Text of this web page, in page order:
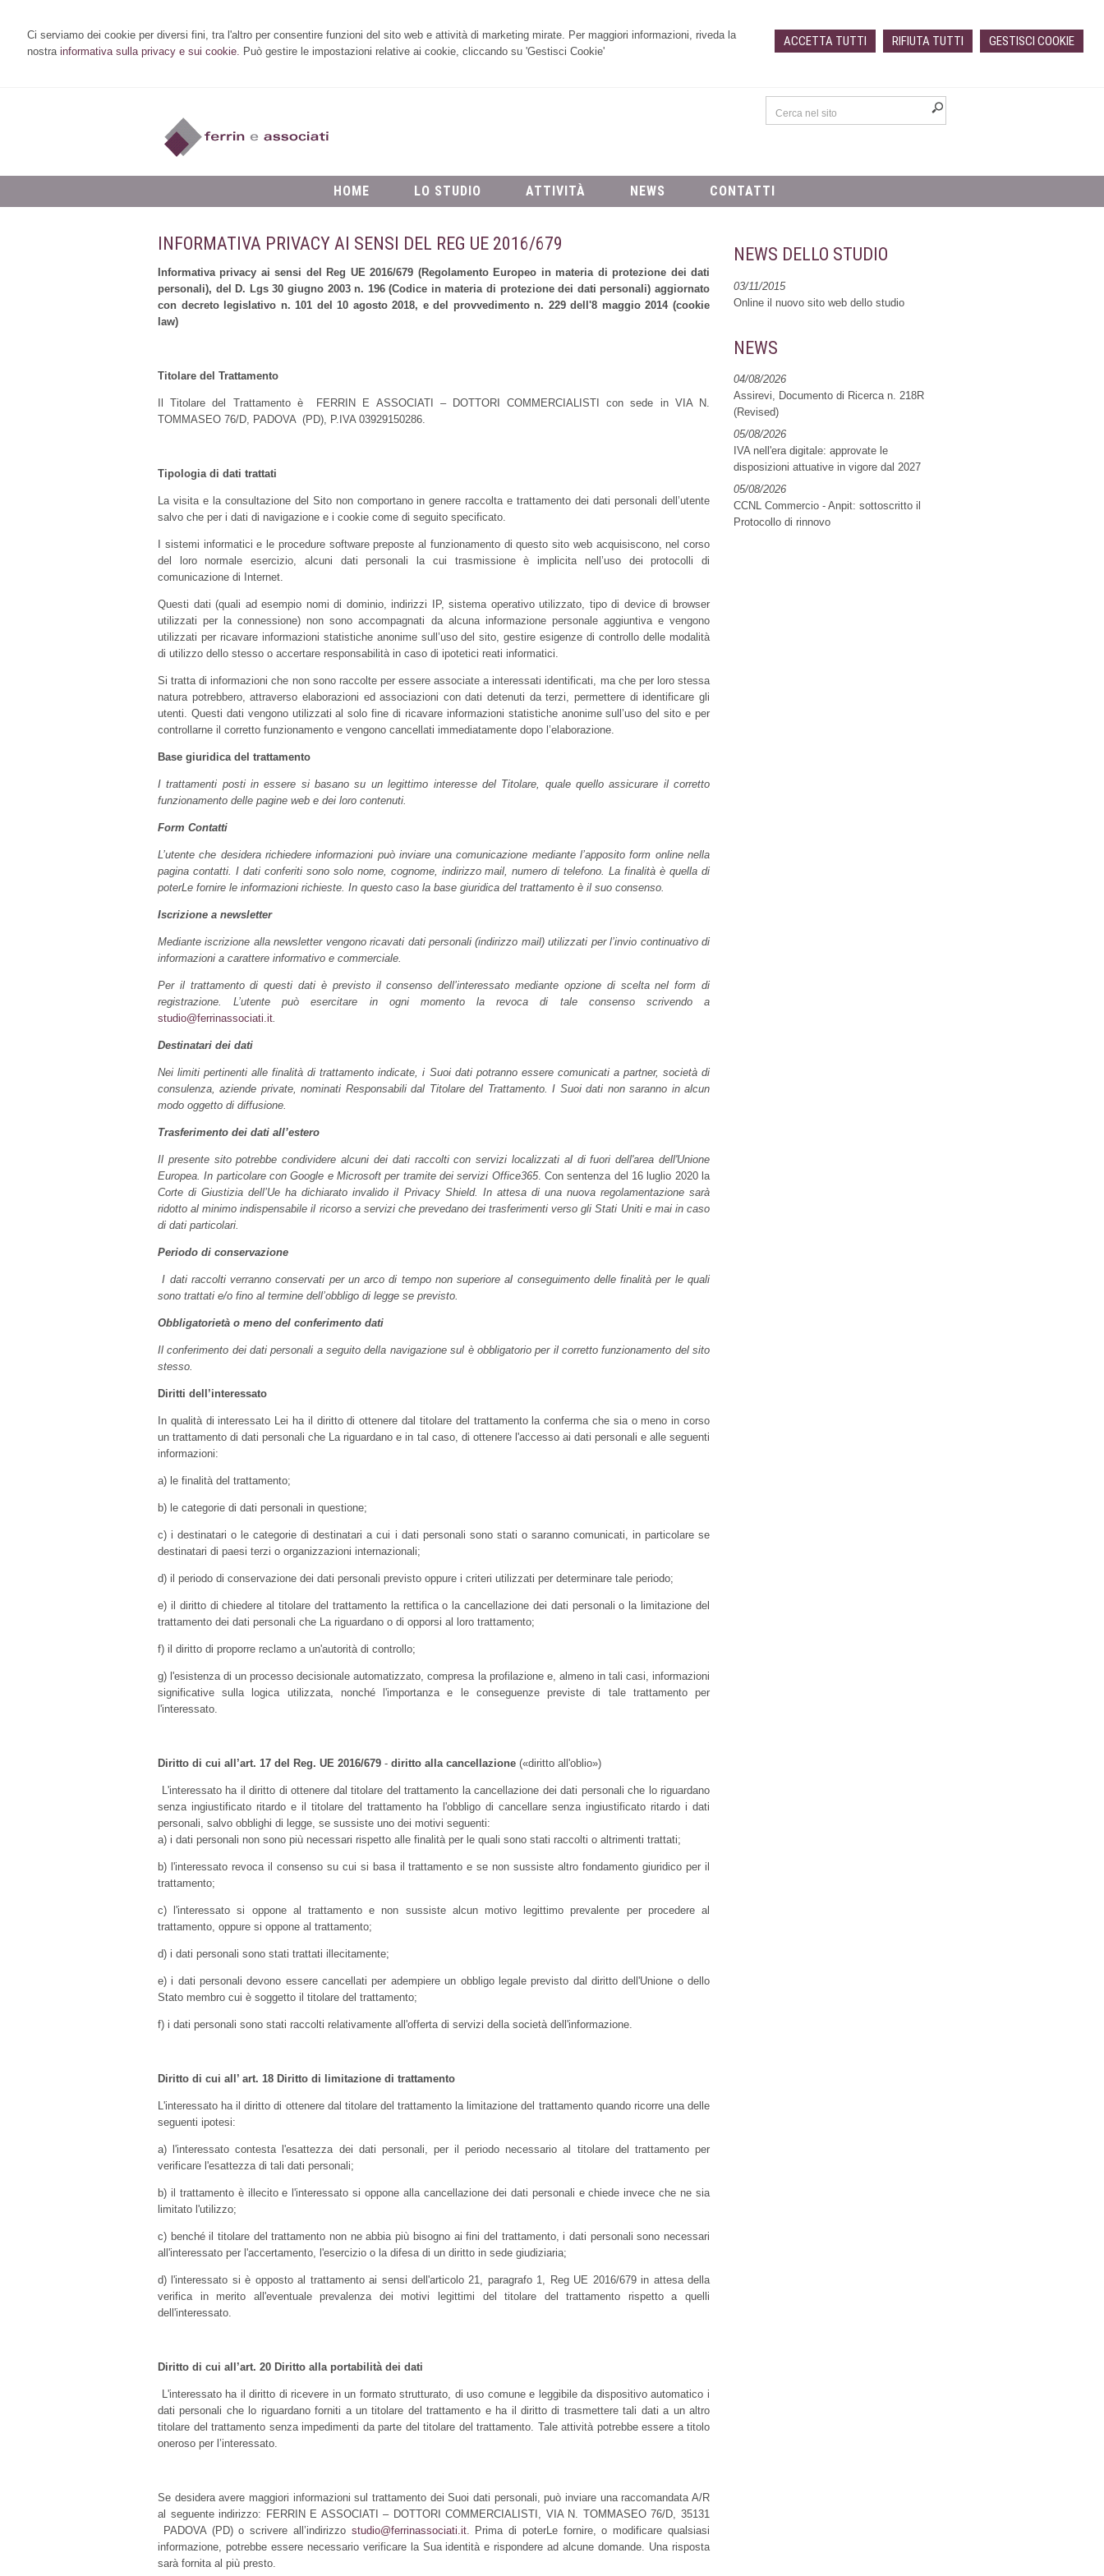
Ci serviamo dei cookie per diversi fini, tra l'altro per consentire funzioni del sito web e attività di marketing mirate. Per maggiori informazioni, riveda la
nostrainformativa sulla privacy e sui cookie. Può gestire le impostazioni relative ai cookie, cliccando su 'Gestisci Cookie'
ACCETTA TUTTI RIFIUTA TUTTI GESTISCI COOKIE
HOME LO STUDIO ATTIVITÀ NEWS CONTATTI
INFORMATIVA PRIVACY AI SENSI DEL REG UE 2016/679
Informativa privacy ai sensi del Reg UE 2016/679 (Regolamento Europeo in materia di protezione dei dati
personali), del D. Lgs 30 giugno 2003 n. 196 (Codice in materia di protezione dei dati personali) aggiornato
con decreto legislativo n. 101 del 10 agosto 2018, e del provvedimento n. 229 dell'8 maggio 2014 (cookie
law)
Titolare del Trattamento
Il Titolare del Trattamento è FERRIN E ASSOCIATI – DOTTORI COMMERCIALISTI con sede in VIA N.
TOMMASEO 76/D, PADOVA (PD), P.IVA 03929150286.
Tipologia di dati trattati
La visita e la consultazione del Sito non comportano in genere raccolta e trattamento dei dati personali dell’utente
salvo che per i dati di navigazione e i cookie come di seguito specificato.
I sistemi informatici e le procedure software preposte al funzionamento di questo sito web acquisiscono, nel corso
del loro normale esercizio, alcuni dati personali la cui trasmissione è implicita nell’uso dei protocolli di
comunicazione di Internet.
Questi dati (quali ad esempio nomi di dominio, indirizzi IP, sistema operativo utilizzato, tipo di device di browser
utilizzati per la connessione) non sono accompagnati da alcuna informazione personale aggiuntiva e vengono
utilizzati per ricavare informazioni statistiche anonime sull’uso del sito, gestire esigenze di controllo delle modalità
di utilizzo dello stesso o accertare responsabilità in caso di ipotetici reati informatici.
Si tratta di informazioni che non sono raccolte per essere associate a interessati identificati, ma che per loro stessa
natura potrebbero, attraverso elaborazioni ed associazioni con dati detenuti da terzi, permettere di identificare gli
utenti. Questi dati vengono utilizzati al solo fine di ricavare informazioni statistiche anonime sull’uso del sito e per
controllarne il corretto funzionamento e vengono cancellati immediatamente dopo l’elaborazione.
Base giuridica del trattamento
I trattamenti posti in essere si basano su un legittimo interesse del Titolare, quale quello assicurare il corretto
funzionamento delle pagine web e dei loro contenuti.
Form Contatti
L’utente che desidera richiedere informazioni può inviare una comunicazione mediante l’apposito form online nella
pagina contatti. I dati conferiti sono solo nome, cognome, indirizzo mail, numero di telefono. La finalità è quella di
poterLe fornire le informazioni richieste. In questo caso la base giuridica del trattamento è il suo consenso.
Iscrizione a newsletter
Mediante iscrizione alla newsletter vengono ricavati dati personali (indirizzo mail) utilizzati per l’invio continuativo di
informazioni a carattere informativo e commerciale.
Per il trattamento di questi dati è previsto il consenso dell’interessato mediante opzione di scelta nel form di
registrazione. L’utente può esercitare in ogni momento la revoca di tale consenso scrivendo a
studio@ferrinassociati.it
Destinatari dei dati
Nei limiti pertinenti alle finalità di trattamento indicate, i Suoi dati potranno essere comunicati a partner, società di
consulenza, aziende private, nominati Responsabili dal Titolare del Trattamento. I Suoi dati non saranno in alcun
modo oggetto di diffusione.
Trasferimento dei dati all’estero
Il presente sito potrebbe condividere alcuni dei dati raccolti con servizi localizzati al di fuori dell'area dell'Unione
Europea. In particolare con Google e Microsoft per tramite dei servizi Office365. Con sentenza del 16 luglio 2020 la
Corte di Giustizia dell’Ue ha dichiarato invalido il Privacy Shield. In attesa di una nuova regolamentazione sarà
ridotto al minimo indispensabile il ricorso a servizi che prevedano dei trasferimenti verso gli Stati Uniti e mai in caso
di dati particolari.
Periodo di conservazione
I dati raccolti verranno conservati per un arco di tempo non superiore al conseguimento delle finalità per le quali
sono trattati e/o fino al termine dell’obbligo di legge se previsto.
Obbligatorietà o meno del conferimento dati
Il conferimento dei dati personali a seguito della navigazione sul è obbligatorio per il corretto funzionamento del sito
stesso.
Diritti dell’interessato
In qualità di interessato Lei ha il diritto di ottenere dal titolare del trattamento la conferma che sia o meno in corso
un trattamento di dati personali che La riguardano e in tal caso, di ottenere l'accesso ai dati personali e alle seguenti
informazioni:
a) le finalità del trattamento;
b) le categorie di dati personali in questione;
c) i destinatari o le categorie di destinatari a cui i dati personali sono stati o saranno comunicati, in particolare se
destinatari di paesi terzi o organizzazioni internazionali;
d) il periodo di conservazione dei dati personali previsto oppure i criteri utilizzati per determinare tale periodo;
e) il diritto di chiedere al titolare del trattamento la rettifica o la cancellazione dei dati personali o la limitazione del
trattamento dei dati personali che La riguardano o di opporsi al loro trattamento;
f) il diritto di proporre reclamo a un'autorità di controllo;
g) l'esistenza di un processo decisionale automatizzato, compresa la profilazione e, almeno in tali casi, informazioni
significative sulla logica utilizzata, nonché l'importanza e le conseguenze previste di tale trattamento per
l'interessato.
Diritto di cui all’art. 17 del Reg. UE 2016/679 - diritto alla cancellazione («diritto all'oblio»)
L'interessato ha il diritto di ottenere dal titolare del trattamento la cancellazione dei dati personali che lo riguardano
senza ingiustificato ritardo e il titolare del trattamento ha l'obbligo di cancellare senza ingiustificato ritardo i dati
personali, salvo obblighi di legge, se sussiste uno dei motivi seguenti:
a) i dati personali non sono più necessari rispetto alle finalità per le quali sono stati raccolti o altrimenti trattati;
b) l'interessato revoca il consenso su cui si basa il trattamento e se non sussiste altro fondamento giuridico per il
trattamento;
c) l'interessato si oppone al trattamento e non sussiste alcun motivo legittimo prevalente per procedere al
trattamento, oppure si oppone al trattamento;
d) i dati personali sono stati trattati illecitamente;
e) i dati personali devono essere cancellati per adempiere un obbligo legale previsto dal diritto dell'Unione o dello
Stato membro cui è soggetto il titolare del trattamento;
f) i dati personali sono stati raccolti relativamente all'offerta di servizi della società dell'informazione.
Diritto di cui all’ art. 18 Diritto di limitazione di trattamento
L'interessato ha il diritto di ottenere dal titolare del trattamento la limitazione del trattamento quando ricorre una delle
seguenti ipotesi:
a) l'interessato contesta l'esattezza dei dati personali, per il periodo necessario al titolare del trattamento per
verificare l'esattezza di tali dati personali;
b) il trattamento è illecito e l'interessato si oppone alla cancellazione dei dati personali e chiede invece che ne sia
limitato l'utilizzo;
c) benché il titolare del trattamento non ne abbia più bisogno ai fini del trattamento, i dati personali sono necessari
all'interessato per l'accertamento, l'esercizio o la difesa di un diritto in sede giudiziaria;
d) l'interessato si è opposto al trattamento ai sensi dell'articolo 21, paragrafo 1, Reg UE 2016/679 in attesa della
verifica in merito all'eventuale prevalenza dei motivi legittimi del titolare del trattamento rispetto a quelli
dell'interessato.
Diritto di cui all’art. 20 Diritto alla portabilità dei dati
L'interessato ha il diritto di ricevere in un formato strutturato, di uso comune e leggibile da dispositivo automatico i
dati personali che lo riguardano forniti a un titolare del trattamento e ha il diritto di trasmettere tali dati a un altro
titolare del trattamento senza impedimenti da parte del titolare del trattamento. Tale attività potrebbe essere a titolo
oneroso per l’interessato.
Se desidera avere maggiori informazioni sul trattamento dei Suoi dati personali, può inviare una raccomandata A/R
al seguente indirizzo: FERRIN E ASSOCIATI – DOTTORI COMMERCIALISTI, VIA N. TOMMASEO 76/D, 35131
PADOVA (PD) o scrivere all’indirizzo studio@ferrinassociati.it. Prima di poterLe fornire, o modificare qualsiasi
informazione, potrebbe essere necessario verificare la Sua identità e rispondere ad alcune domande. Una risposta
sarà fornita al più presto.
NEWS DELLO STUDIO
03/11/2015
Online il nuovo sito web dello studio
NEWS
04/08/2026
Assirevi, Documento di Ricerca n. 218R
(Revised)
05/08/2026
IVA nell'era digitale: approvate le
disposizioni attuative in vigore dal 2027
05/08/2026
CCNL Commercio - Anpit: sottoscritto il
Protocollo di rinnovo